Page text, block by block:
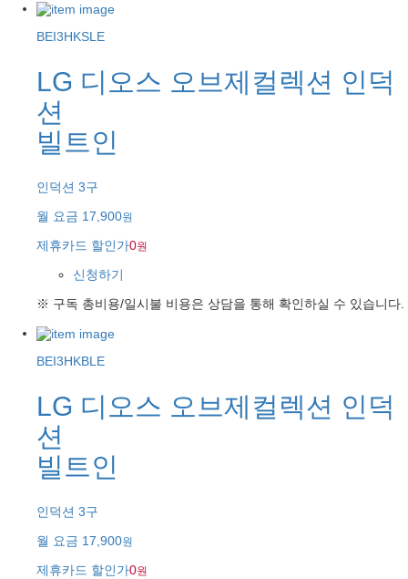
BEI3HKSLE
LG 디오스 오브제컬렉션 인덕
션
빌트인
인덕션 3구
월 요금 17,900원
제휴카드 할인가0원
신청하기
※ 구독 총비용/일시불 비용은 상담을 통해 확인하실 수 있습니다.
BEI3HKBLE
LG 디오스 오브제컬렉션 인덕
션
빌트인
인덕션 3구
월 요금 17,900원
제휴카드 할인가0원